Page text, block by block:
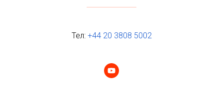
Тел: +44 20 3808 5002